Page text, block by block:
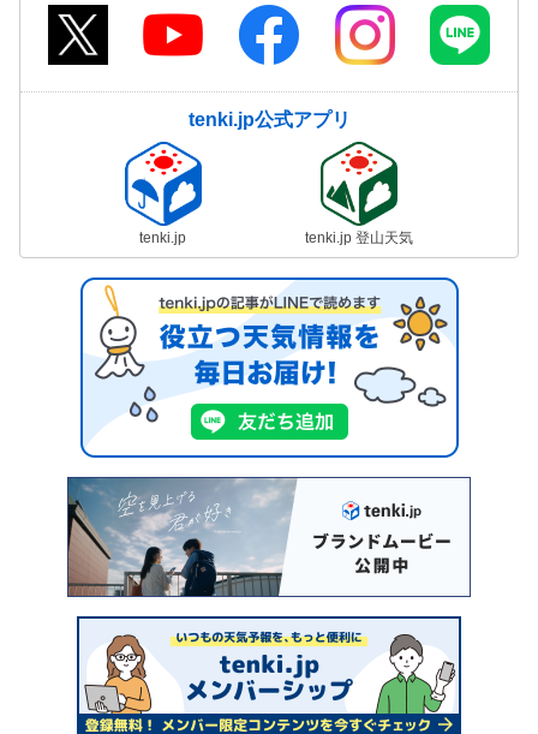
tenki.jp公式アプリ
tenki.jp tenki.jp 登山天気